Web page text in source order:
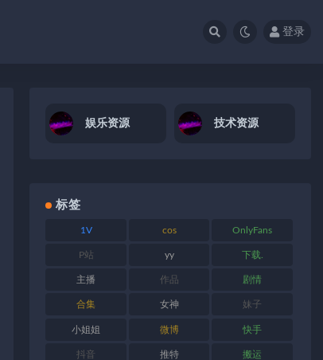
登录
娱乐资源 技术资源
标签
1V cos OnlyFans
P站 yy 下载.
主播 作品 剧情
合集 女神 妹子
小姐姐 微博 快手
抖音 推特 搬运